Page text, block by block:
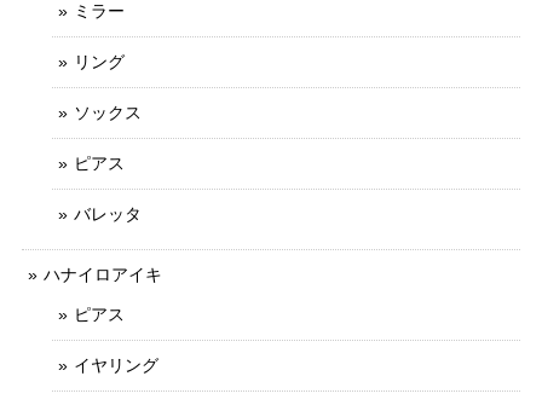
ミラー
リング
ソックス
ピアス
バレッタ
ハナイロアイキ
ピアス
イヤリング